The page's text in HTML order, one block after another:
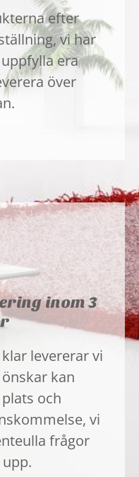
efter
vi har
era
över
inom 3
levererar vi
kan
och
vi
frågor